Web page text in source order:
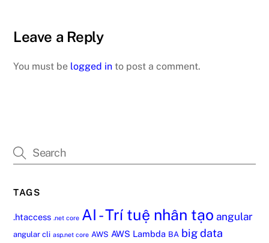
Leave a Reply
You must be logged in to post a comment.
TAGS
.htaccess .net core AI - Trí tuệ nhân tạo angular
angular cli asp.net core AWS AWS Lambda BA big data